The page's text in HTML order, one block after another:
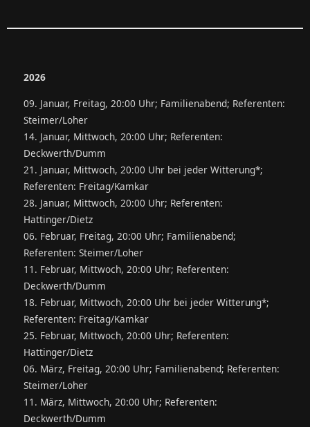
2026
09. Januar, Freitag, 20:00 Uhr; Familienabend; Referenten:
Steimer/Loher
14. Januar, Mittwoch, 20:00 Uhr; Referenten:
Deckwerth/Dumm
21. Januar, Mittwoch, 20:00 Uhr bei jeder Witterung*;
Referenten: Freitag/Kamkar
28. Januar, Mittwoch, 20:00 Uhr; Referenten:
Hattinger/Dietz
06. Februar, Freitag, 20:00 Uhr; Familienabend;
Referenten: Steimer/Loher
11. Februar, Mittwoch, 20:00 Uhr; Referenten:
Deckwerth/Dumm
18. Februar, Mittwoch, 20:00 Uhr bei jeder Witterung*;
Referenten: Freitag/Kamkar
25. Februar, Mittwoch, 20:00 Uhr; Referenten:
Hattinger/Dietz
06. März, Freitag, 20:00 Uhr; Familienabend; Referenten:
Steimer/Loher
11. März, Mittwoch, 20:00 Uhr; Referenten:
Deckwerth/Dumm